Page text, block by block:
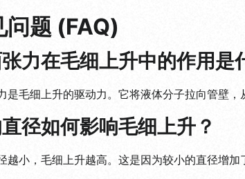
问题 (FAQ)
力在毛细上升中的作用是
是毛细上升的驱动力。它将液体分子拉向管壁，
径如何影响毛细上升？
越小，毛细上升越高。这是因为较小的直径增加